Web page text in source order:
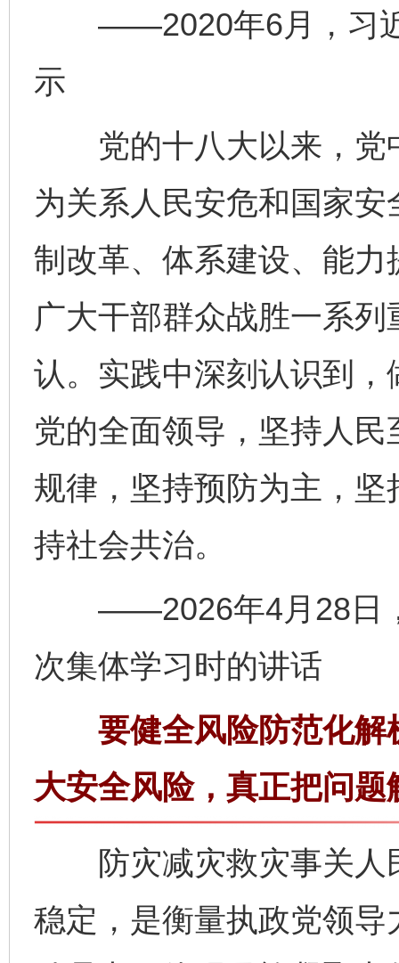
——2020年6月，习近
示
党的十八大以来，党
为关系人民安危和国家
制改革、体系建设、能
广大干部群众战胜一系
认。实践中深刻认识到
党的全面领导，坚持人
规律，坚持预防为主，
持社会共治。
——2026年4月28日，
次集体学习时的讲话
要健全风险防范化解
大安全风险，真正把问
防灾减灾救灾事关人
稳定，是衡量执政党领